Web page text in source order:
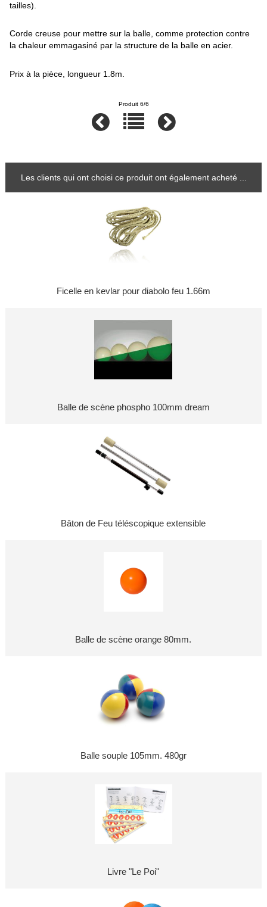
tailles).
Corde creuse pour mettre sur la balle, comme protection contre
la chaleur emmagasiné par la structure de la balle en acier.
Prix à la pièce, longueur 1.8m.
Produit 6/6
Les clients qui ont choisi ce produit ont également acheté ...
Ficelle en kevlar pour diabolo feu 1.66m
Balle de scène phospho 100mm dream
Bâton de Feu téléscopique extensible
Balle de scène orange 80mm.
Balle souple 105mm. 480gr
Livre "Le Poi"